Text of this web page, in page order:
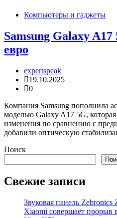
Компьютеры и гаджеты
Samsung Galaxy
евро
expertspeak
19.10.2025
0
Компания Samsung пополнила
моделью Galaxy A17 5G,
изменения по сравнению с
добавили оптическую
Поиск
Свежие записи
Звуковая панель
Xiaomi совершает прорыв